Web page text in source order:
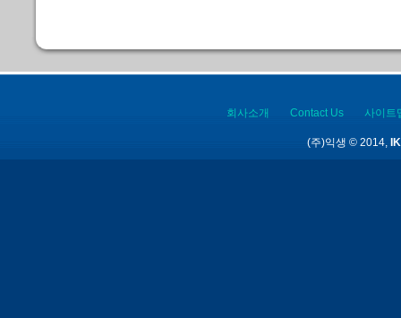
회사소개 Contact Us 사이트
(주)익생 © 2014,